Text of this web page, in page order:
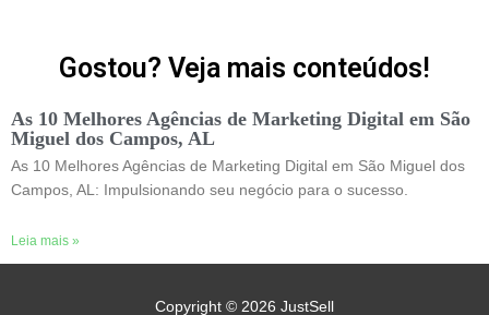
Gostou? Veja mais conteúdos!
As 10 Melhores Agências de Marketing Digital em São
Miguel dos Campos, AL
As 10 Melhores Agências de Marketing Digital em São Miguel dos
Campos, AL: Impulsionando seu negócio para o sucesso.
Leia mais »
Copyright © 2026 JustSell